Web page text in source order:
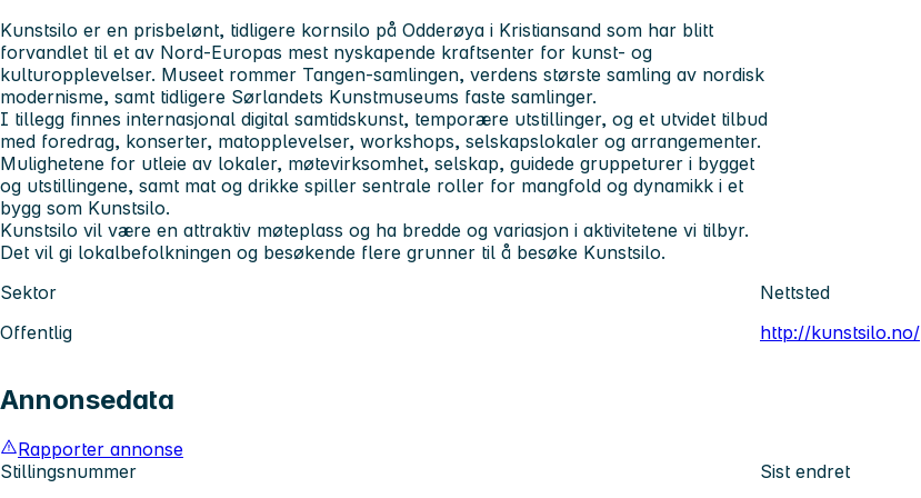
Kunstsilo er en prisbelønt, tidligere kornsilo på Odderøya i Kristiansand som har blitt
forvandlet til et av Nord-Europas mest nyskapende kraftsenter for kunst- og
kulturopplevelser. Museet rommer Tangen-samlingen, verdens største samling av nordisk
modernisme, samt tidligere Sørlandets Kunstmuseums faste samlinger.
I tillegg finnes internasjonal digital samtidskunst, temporære utstillinger, og et utvidet tilbud
med foredrag, konserter, matopplevelser, workshops, selskapslokaler og arrangementer.
Mulighetene for utleie av lokaler, møtevirksomhet, selskap, guidede gruppeturer i bygget
og utstillingene, samt mat og drikke spiller sentrale roller for mangfold og dynamikk i et
bygg som Kunstsilo.
Kunstsilo vil være en attraktiv møteplass og ha bredde og variasjon i aktivitetene vi tilbyr.
Det vil gi lokalbefolkningen og besøkende flere grunner til å besøke Kunstsilo.
Sektor
Offentlig
Nettsted
http://kunstsilo.no/
Annonsedata
Rapporter annonse
Stillingsnummer
Sist endret